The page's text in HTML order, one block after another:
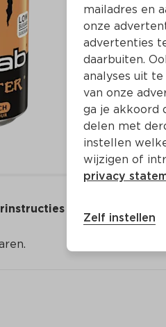
mailadres en
onze
advertenties
daarbuiten.
analyses uit
van onze
ga je akkoord
delen met
instellen
wijzigen of
privacy
Zelf instellen